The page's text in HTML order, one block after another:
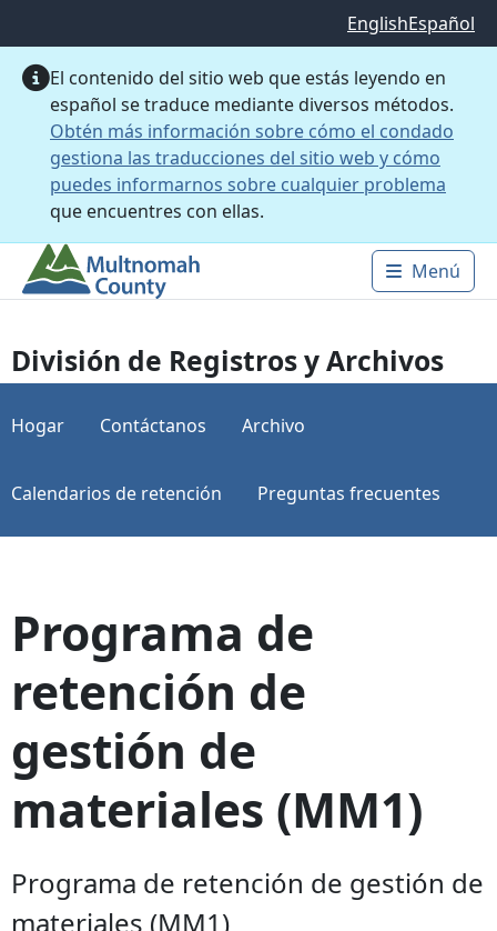
EnglishEspañol
El contenido del sitio web que estás leyendo en
español se traduce mediante diversos métodos.
Obtén más información sobre cómo el condado
gestiona las traducciones del sitio web y cómo
puedes informarnos sobre cualquier problema
que encuentres con ellas.
Main
Menú
División de Registros y Archivos
Hogar Contáctanos Archivo
Calendarios de retención Preguntas frecuentes
Programa de
retención de
gestión de
materiales (MM1)
Programa de retención de gestión de
materiales (MM1)